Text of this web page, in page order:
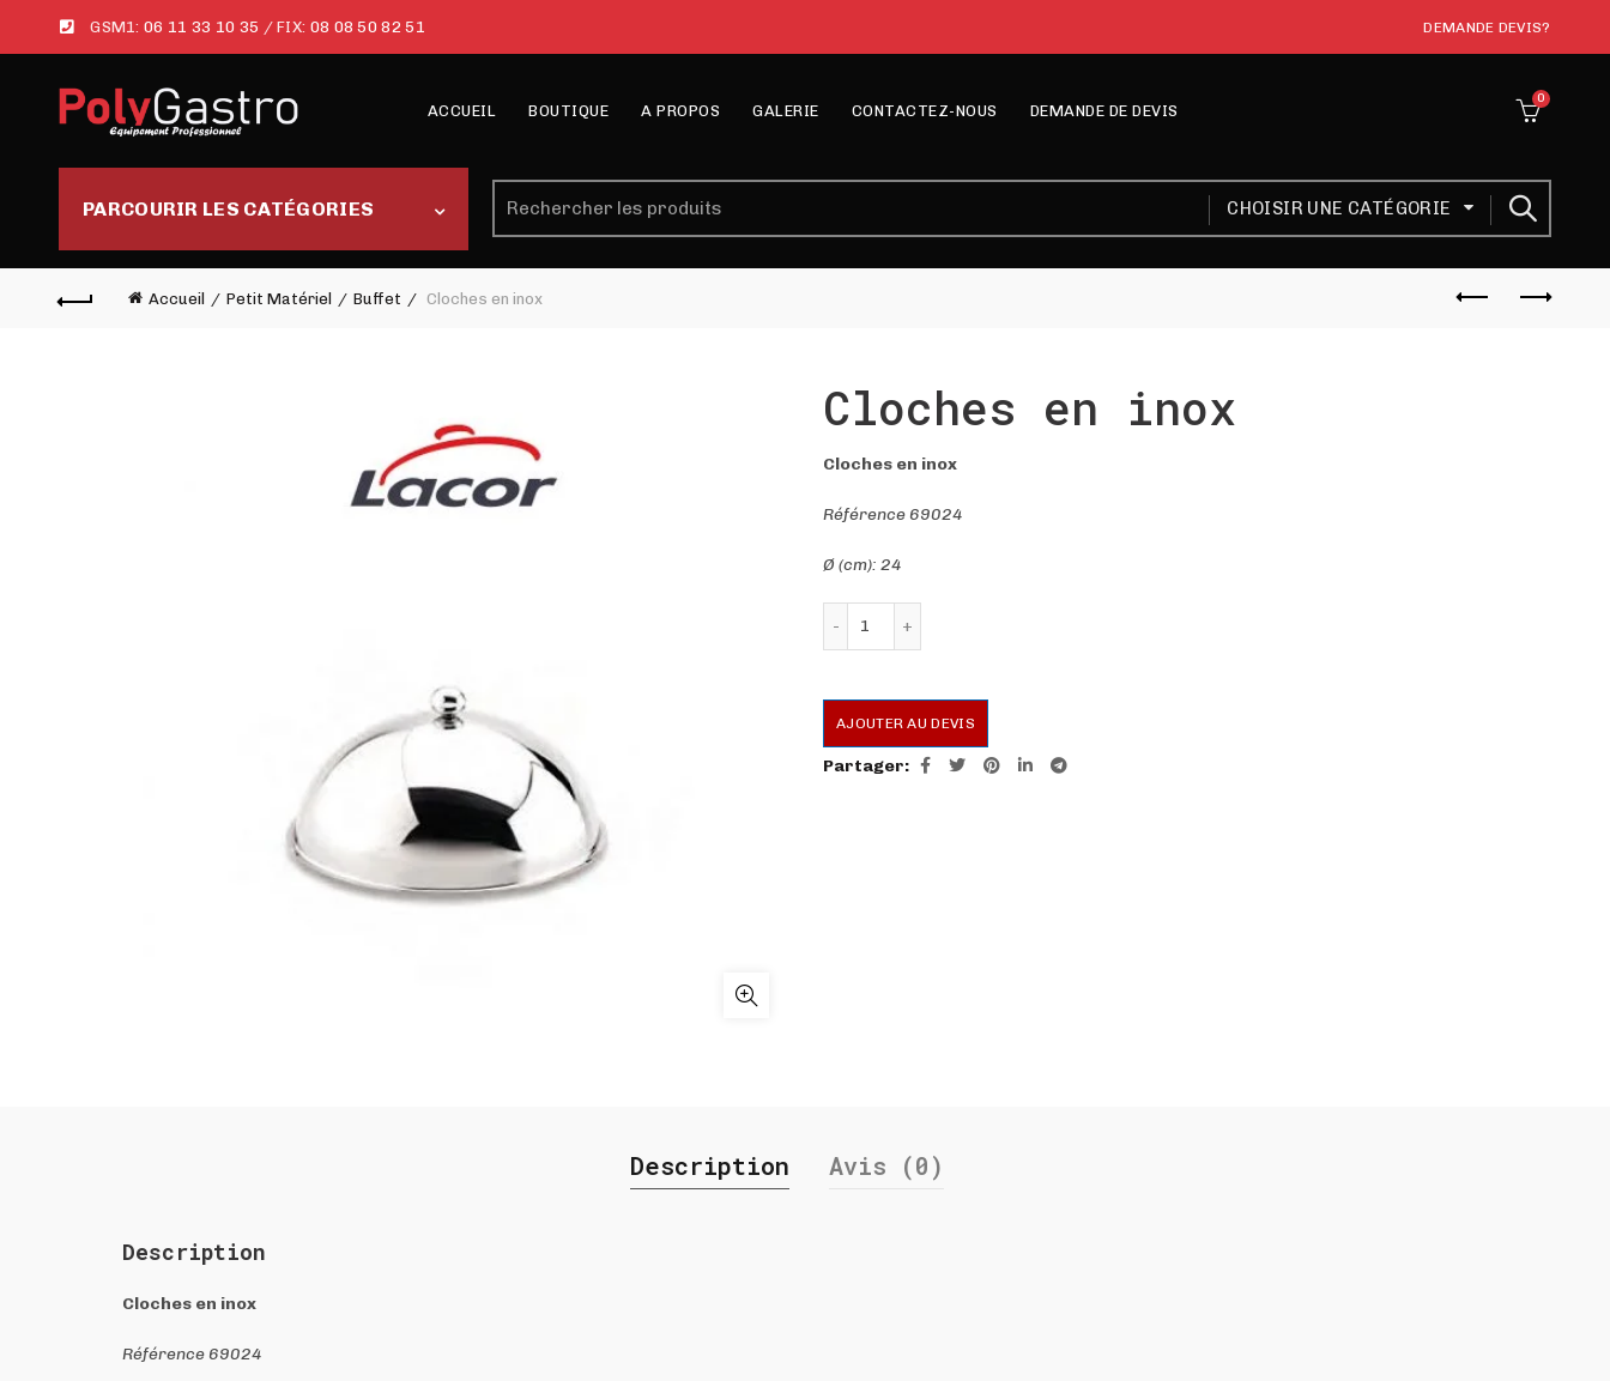
GSM1:06 11 33 10 35 / FIX: 08 08 50 82 51 DEMANDE DEVIS?
ACCUEIL BOUTIQUE A PROPOS GALERIE CONTACTEZ-NOUS DEMANDE DE DEVIS
0
PARCOURIR LES CATÉGORIES CHOISIR UNE CATÉGORIE
Accueil Petit Matériel Buffet Cloches en inox
Cloches en inox
Cloches en inox
Référence 69024
Ø (cm): 24
AJOUTER AU DEVIS
Partager
Description Avis (0)
Description
Cloches en inox
Référence 69024